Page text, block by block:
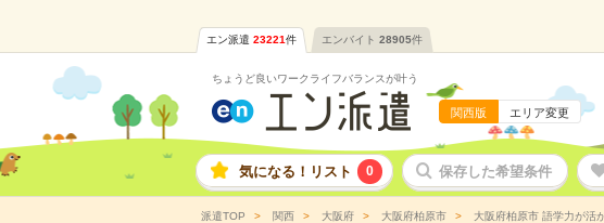
エン派遣 23221件 エンバイト 28905件
ちょうど良いワークライフバランスが叶う
関西版 エリア変更
気になる！リスト 0 保存した希望条件
派遣TOP 関西 大阪府 大阪府柏原市 大阪府柏原市 語学力が活